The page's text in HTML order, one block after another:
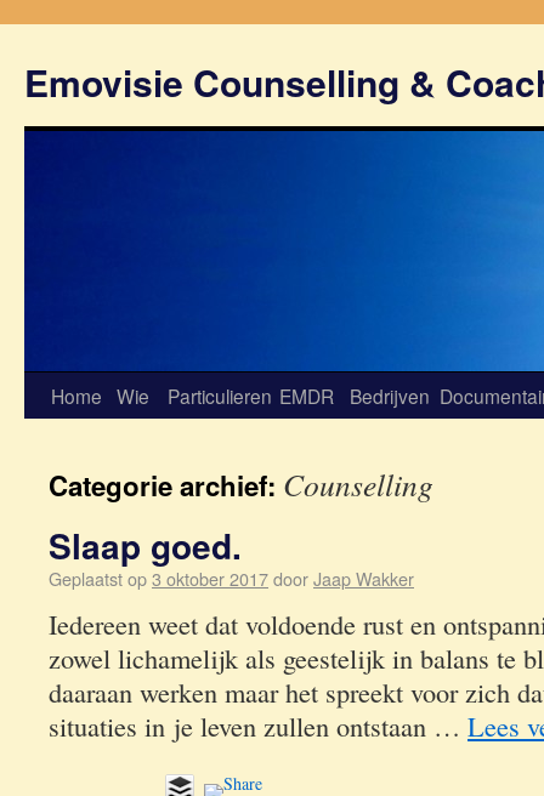
Emovisie Counselling &
Home Wie Particulieren EMDR Bedrijven
Categorie archief: Counselling
Slaap goed.
Geplaatst op3 oktober 2017doorJaap Wakker
Iedereen weet dat voldoende rust en
zowel lichamelijk als geestelijk in balans te
daaraan werken maar het spreekt voor zich
situaties in je leven zullen ontstaan … Lees